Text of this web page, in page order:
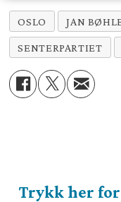
OSLO JAN
SENTERPARTIET
Trykk her